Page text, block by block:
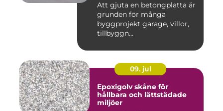
Att gjuta en betongplatta är
grunden för många
byggprojekt garage, villor,
tillbyggn...
09. jul
Epoxigolv skåne för
hållbara och lättstädade
miljöer